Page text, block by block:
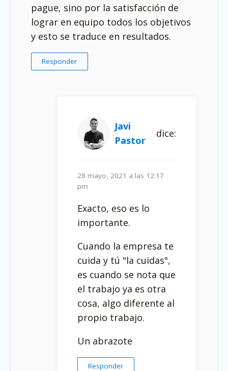
pague, sino por la satisfacción de
lograr en equipo todos los objetivos
y esto se traduce en resultados.
Responder
Javi
Pastor
dice:
28 mayo, 2021 a las 12:17
pm
Exacto, eso es lo
importante.
Cuando la empresa te
cuida y tú "la cuidas",
es cuando se nota que
el trabajo ya es otra
cosa, algo diferente al
propio trabajo.
Un abrazote
Responder